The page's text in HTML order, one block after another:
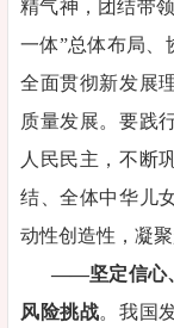
精气神，团结带
一体”总体布局、
全面贯彻新发展
质量发展。要践
人民民主，不断
结、全体中华儿
动性创造性，凝
——坚定信心
风险挑战。我国